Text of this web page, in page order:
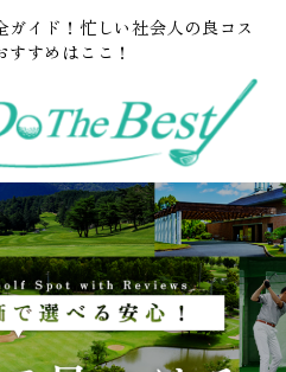
イド！忙しい社会人の良コス
すめはここ！